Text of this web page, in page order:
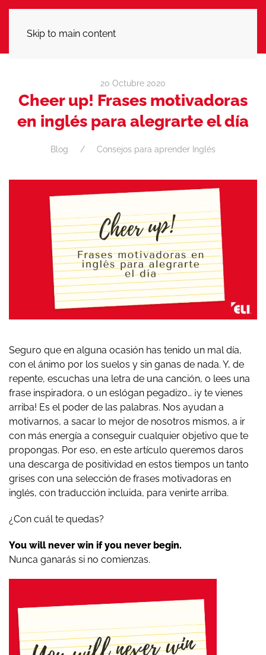
Skip to main content
20 Octubre 2020
Cheer up! Frases motivadoras
en inglés para alegrarte el día
Blog Consejos para aprender Inglés
Seguro que en alguna ocasión has tenido un mal día,
con el ánimo por los suelos y sin ganas de nada. Y, de
repente, escuchas una letra de una canción, o lees una
frase inspiradora, o un eslógan pegadizo… ¡y te vienes
arriba! Es el poder de las palabras. Nos ayudan a
motivarnos, a sacar lo mejor de nosotros mismos, a ir
con más energía a conseguir cualquier objetivo que te
propongas. Por eso, en este artículo queremos daros
una descarga de positividad en estos tiempos un tanto
grises con una selección de frases motivadoras en
inglés, con traducción incluida, para venirte arriba.
¿Con cuál te quedas?
You will never win if you never begin.
Nunca ganarás si no comienzas.